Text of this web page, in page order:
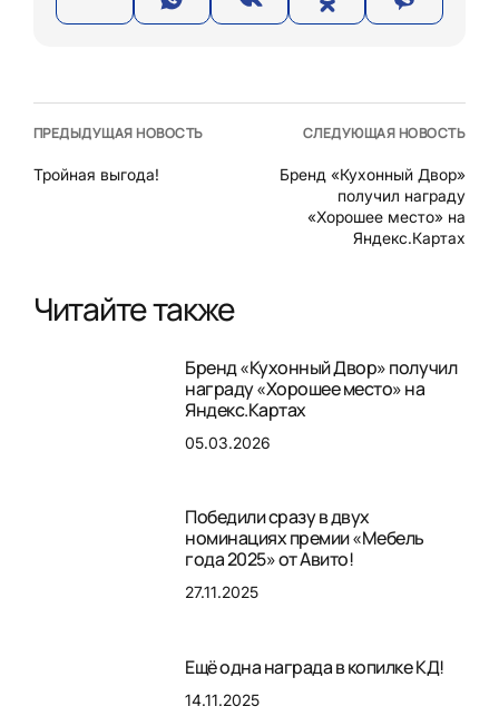
ПРЕДЫДУЩАЯ НОВОСТЬ
Тройная выгода!
СЛЕДУЮЩАЯ НОВОСТЬ
Бренд «Кухонный Двор»
получил награду
«Хорошее место» на
Яндекс.Картах
Читайте также
Бренд «Кухонный Двор» получил
награду «Хорошее место» на
Яндекс.Картах
05.03.2026
Победили сразу в двух
номинациях премии «Мебель
года 2025» от Авито!
27.11.2025
Ещё одна награда в копилке КД!
14.11.2025